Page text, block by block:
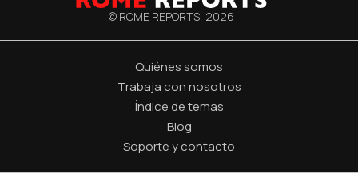
© ROME REPORTS, 2026
Quiénes somos
Trabaja con nosotros
Índice de temas
Blog
Soporte y contacto